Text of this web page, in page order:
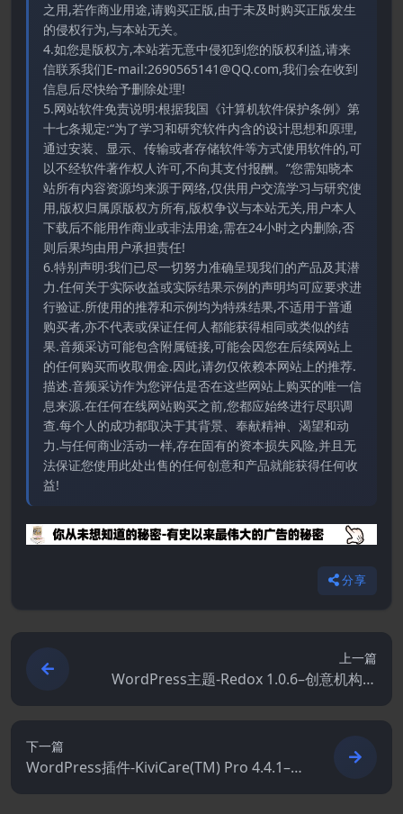
之用,若作商业用途,请购买正版,由于未及时购买正版发生
的侵权行为,与本站无关。
4.如您是版权方,本站若无意中侵犯到您的版权利益,请来
信联系我们E-mail:2690565141@QQ.com,我们会在收到
信息后尽快给予删除处理!
5.网站软件免责说明:根据我国《计算机软件保护条例》第
十七条规定:“为了学习和研究软件内含的设计思想和原理,
通过安装、显示、传输或者存储软件等方式使用软件的,可
以不经软件著作权人许可,不向其支付报酬。”您需知晓本
站所有内容资源均来源于网络,仅供用户交流学习与研究使
用,版权归属原版权方所有,版权争议与本站无关,用户本人
下载后不能用作商业或非法用途,需在24小时之内删除,否
则后果均由用户承担责任!
6.特别声明:我们已尽一切努力准确呈现我们的产品及其潜
力.任何关于实际收益或实际结果示例的声明均可应要求进
行验证.所使用的推荐和示例均为特殊结果,不适用于普通
购买者,亦不代表或保证任何人都能获得相同或类似的结
果.音频采访可能包含附属链接,可能会因您在后续网站上
的任何购买而收取佣金.因此,请勿仅依赖本网站上的推荐.
描述.音频采访作为您评估是否在这些网站上购买的唯一信
息来源.在任何在线网站购买之前,您都应始终进行尽职调
查.每个人的成功都取决于其背景、奉献精神、渴望和动
力.与任何商业活动一样,存在固有的资本损失风险,并且无
法保证您使用此处出售的任何创意和产品就能获得任何收
益!
分享
上一篇
WordPress主题-Redox 1.0.6–创意机构作
品集WordPress主题
下一篇
WordPress插件-KiviCare(TM) Pro 4.4.1–诊
所和患者管理系统 EHR（附加组件）